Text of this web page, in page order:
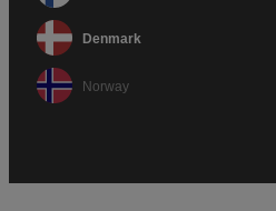
Denmark
Norway